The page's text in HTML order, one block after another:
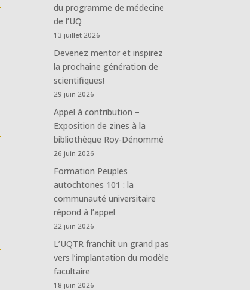
du programme de médecine
de l’UQ
13 juillet 2026
Devenez mentor et inspirez
la prochaine génération de
scientifiques!
29 juin 2026
Appel à contribution –
Exposition de zines à la
bibliothèque Roy-Dénommé
26 juin 2026
Formation Peuples
autochtones 101 : la
communauté universitaire
répond à l’appel
22 juin 2026
L’UQTR franchit un grand pas
vers l’implantation du modèle
facultaire
18 juin 2026